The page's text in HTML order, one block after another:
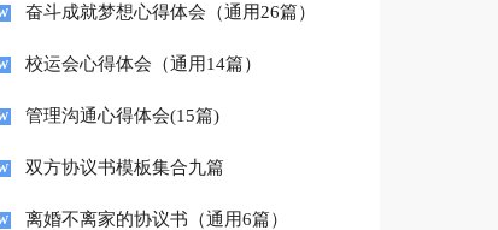
奋斗成就梦想心得体会（通用26篇）
校运会心得体会（通用14篇）
管理沟通心得体会(15篇)
双方协议书模板集合九篇
离婚不离家的协议书（通用6篇）